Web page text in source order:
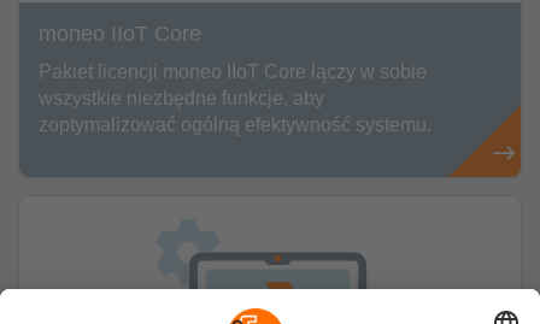
moneo IIoT Core
Pakiet licencji moneo IIoT Core łączy w sobie
wszystkie niezbędne funkcje, aby
zoptymalizować ogólną efektywność systemu.